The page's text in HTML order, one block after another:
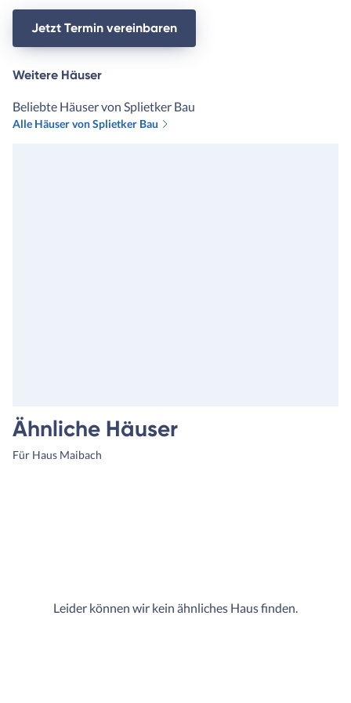
Jetzt Termin vereinbaren
Weitere Häuser
Beliebte Häuser von Splietker Bau
Alle Häuser von Splietker Bau
Ähnliche Häuser
Für Haus Maibach
Leider können wir kein ähnliches Haus finden.